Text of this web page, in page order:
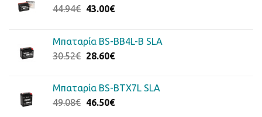
44.94€ Original
44.94€.
43.00€Η
είναι:
43.00€.
Μπαταρία BS-BB4L-B SLA
30.52€ Original
30.52€.
28.60€Η
είναι:
28.60€.
Μπαταρία BS-BTX7L SLA
49.08€ Original
46.50€Η